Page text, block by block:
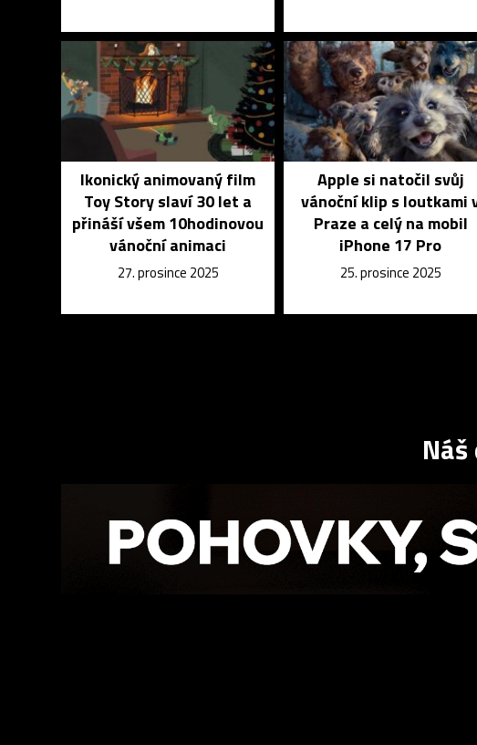
Ikonický animovaný film
Toy Story slaví 30 let a
přináší všem 10hodinovou
vánoční animaci
27. prosince 2025
Apple si natočil svůj
vánoční klip s loutkami
Praze a celý na mobil
iPhone 17 Pro
25. prosince 2025